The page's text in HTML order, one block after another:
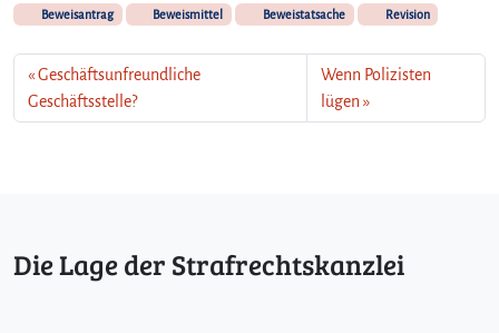
Beweisantrag Beweismittel Beweistatsache Revision
Geschäftsunfreundliche
Geschäftsstelle?
Wenn Polizisten
lügen
Die Lage der Strafrechtskanzlei